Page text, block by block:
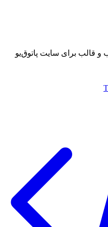
و قالب برای سایت پاتوق‌یو